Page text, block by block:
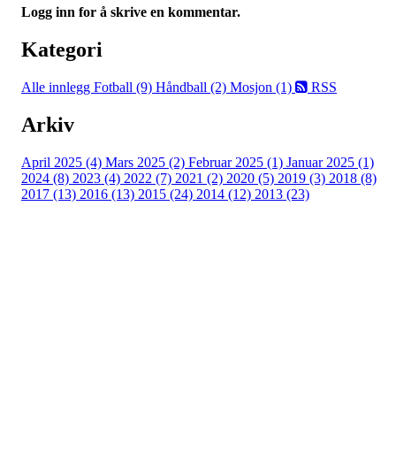
Logg inn for å skrive en kommentar.
Kategori
Alle innlegg Fotball (9) Håndball (2) Mosjon (1) RSS
Arkiv
April 2025 (4) Mars 2025 (2) Februar 2025 (1) Januar 2025 (1)
2024 (8) 2023 (4) 2022 (7) 2021 (2) 2020 (5) 2019 (3) 2018 (8)
2017 (13) 2016 (13) 2015 (24) 2014 (12) 2013 (23)